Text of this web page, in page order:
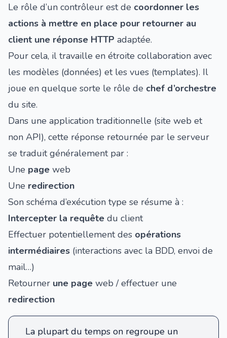
Le rôle d’un contrôleur est de coordonner les
actions à mettre en place pour retourner au
client une réponse HTTP adaptée.
Pour cela, il travaille en étroite collaboration avec
les modèles (données) et les vues (templates). Il
joue en quelque sorte le rôle de chef d’orchestre
du site.
Dans une application traditionnelle (site web et
non API), cette réponse retournée par le serveur
se traduit généralement par :
Une page web
Une redirection
Son schéma d’exécution type se résume à :
Intercepter la requête du client
Effectuer potentiellement des opérations
intermédiaires (interactions avec la BDD, envoi de
mail…)
Retourner une page web / effectuer une
redirection
La plupart du temps on regroupe un